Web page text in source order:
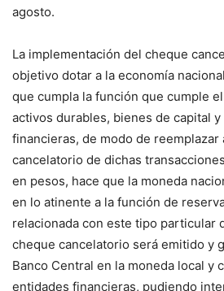
agosto.
La implementación del cheque
objetivo dotar a la economía
que cumpla la función que cumple
activos durables, bienes de capital
financieras, de modo de reemplazar
cancelatorio de dichas
en pesos, hace que la moneda
en lo atinente a la función de
relacionada con este tipo particular
cheque cancelatorio será emitido y
Banco Central en la moneda local y
entidades financieras, pudiendo